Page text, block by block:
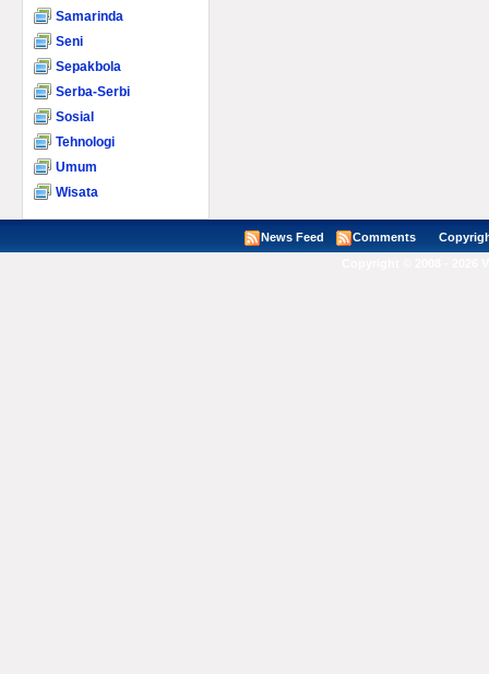
Samarinda
Seni
Sepakbola
Serba-Serbi
Sosial
Tehnologi
Umum
Wisata
News Feed Comments Copyright